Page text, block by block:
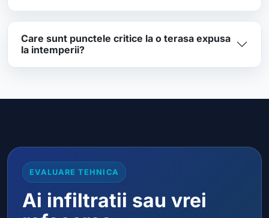
Care sunt punctele critice la o terasa expusa
la intemperii?
EVALUARE TEHNICA
Ai infiltratii sau vrei